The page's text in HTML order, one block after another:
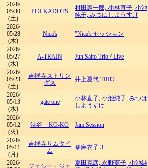
2026/
05/30
(土)
POLKADOTS
村田憲一郎, 小林直子, 小池
純子, みつはしようすけ
2026/
05/28
(木)
Nica's ”Nica's セッション
2026/
05/27
(水)
A-TRAIN Jun Saito Trio /Live
2026/
05/23
(土)
吉祥寺ストリン
グス
井上夏代 TRIO
2026/
05/13
(水)
gate one
小林直子, 小池純子, みつは
しようすけ
2026/
05/12
(火)
渋谷 KO-KO Jam Session
2026/
05/11
(月)
吉祥寺サムタイ
ム
峯麻衣子 3
2026/
夏田克彦, 永野寛子, 小池純